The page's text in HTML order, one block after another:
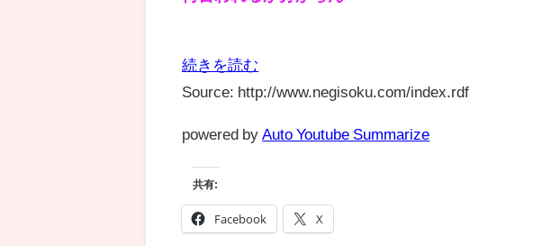
続きを読む
Source: http://www.negisoku.com/index.rdf
powered by Auto Youtube Summarize
共有:
Facebook X